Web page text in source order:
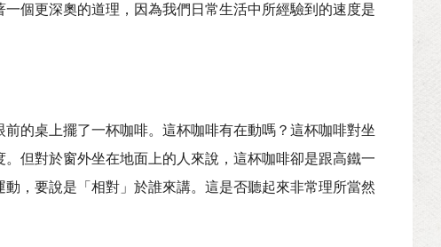
個更深奧的道理，因為我們日常生活中所經驗到的速度是
的桌上擺了一杯咖啡。這杯咖啡有在動嗎？這杯咖啡對坐
但對於窗外坐在地面上的人來說，這杯咖啡卻是跟高鐵一
，要說是「相對」於誰來講。這是否聽起來非常理所當然